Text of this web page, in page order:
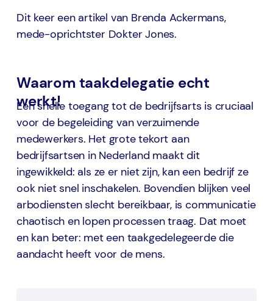
Dit keer een artikel van Brenda Ackermans,
mede-oprichtster Dokter Jones.
Waarom taakdelegatie echt
werkt!
Een snelle toegang tot de bedrijfsarts is cruciaal
voor de begeleiding van verzuimende
medewerkers. Het grote tekort aan
bedrijfsartsen in Nederland maakt dit
ingewikkeld: als ze er niet zijn, kan een bedrijf ze
ook niet snel inschakelen. Bovendien blijken veel
arbodiensten slecht bereikbaar, is communicatie
chaotisch en lopen processen traag. Dat moet
en kan beter: met een taakgedelegeerde die
aandacht heeft voor de mens.